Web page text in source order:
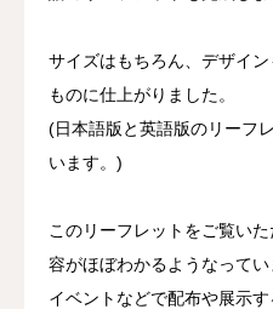
サイズはもちろん、デザイ
ものに仕上がりました。
(日本語版と英語版のリーフ
います。)
このリーフレットをご覧い
容がほぼわかるようなってい
イベントなどで配布や展示す
医療機関・保健所/保健福祉セ
支援/参加
languages